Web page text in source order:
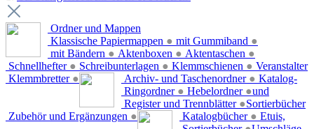
Ordner und Mappen
Klassische Papiermappen ● mit Gummiband ●
mit Bändern ● Aktenboxen ● Aktentaschen ●
Schnellhefter ● Schreibunterlagen ● Klemmschienen ●
Klemmbretter ●
Veranstalter
Archiv- und Taschenordner ●
Ringordner ● Hebelordner ●
Register und Trennblätter ●
Zubehör und Ergänzungen ●
Katalog-
und
Sortierbücher
Katalogbücher ● Etuis,